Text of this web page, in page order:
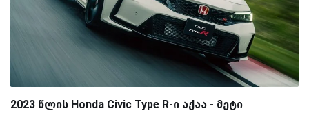
2023 წლის Honda Civic Type R-ი აქაა - მეტი